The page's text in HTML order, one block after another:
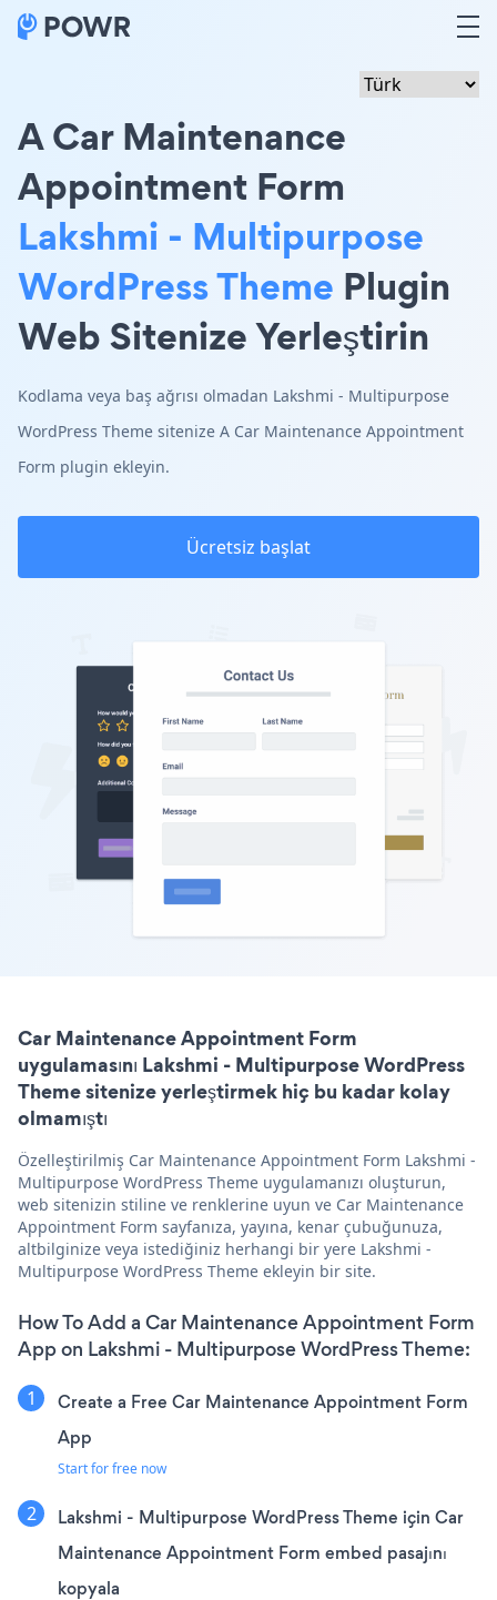
A Car Maintenance
Appointment Form
Lakshmi - Multipurpose
WordPress Theme Plugin
Web Sitenize Yerleştirin
Kodlama veya baş ağrısı olmadan Lakshmi - Multipurpose
WordPress Theme sitenize A Car Maintenance Appointment
Form plugin ekleyin.
Ücretsiz başlat
Car Maintenance Appointment Form
uygulamasını Lakshmi - Multipurpose WordPress
Theme sitenize yerleştirmek hiç bu kadar kolay
olmamıştı
Özelleştirilmiş Car Maintenance Appointment Form Lakshmi -
Multipurpose WordPress Theme uygulamanızı oluşturun,
web sitenizin stiline ve renklerine uyun ve Car Maintenance
Appointment Form sayfanıza, yayına, kenar çubuğunuza,
altbilginize veya istediğiniz herhangi bir yere Lakshmi -
Multipurpose WordPress Theme ekleyin bir site.
How To Add a Car Maintenance Appointment Form
App on Lakshmi - Multipurpose WordPress Theme:
Create a Free Car Maintenance Appointment Form
App
Start for free now
Lakshmi - Multipurpose WordPress Theme için Car
Maintenance Appointment Form embed pasajını
kopyala